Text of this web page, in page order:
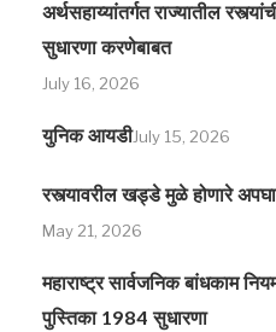
अर्थसहाय्यांतर्गत राज्यातील
सुधारणा करणेबाबत
July 16, 2026
युनिक आयडीJuly 15, 2026
रस्त्यावरील खड्डे मुळे होणारे
May 21, 2026
महाराष्ट्र सार्वजनिक बांधकाम
पुस्तिका 1984 सुधारणा